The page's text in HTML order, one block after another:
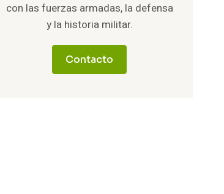
con las fuerzas armadas, la defensa
y la historia militar.
Contacto